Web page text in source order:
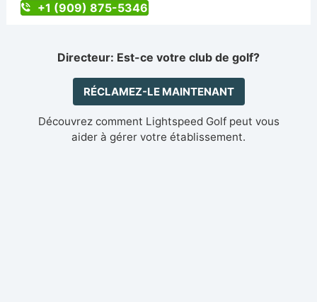
+1 (909) 875-5346
Directeur: Est-ce votre club de golf?
RÉCLAMEZ-LE MAINTENANT
Découvrez comment Lightspeed Golf peut vous
aider à gérer votre établissement.